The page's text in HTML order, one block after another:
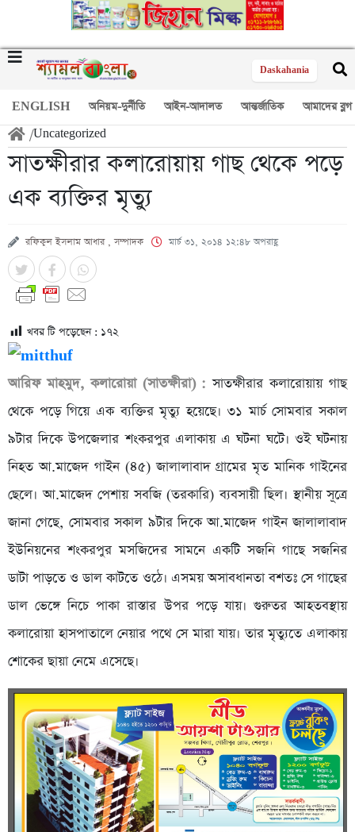
Daskahania
ENGLISH অনিয়ম-দুর্নীতি আইন-আদালত আন্তর্জাতিক আমাদের ব্লগ
/Uncategorized
সাতক্ষীরার কলারোয়ায় গাছ থেকে পড়ে
এক ব্যক্তির মৃত্যু
রফিকুল ইসলাম আধার , সম্পাদক মার্চ ৩১, ২০১৪ ১২:৪৮ অপরাহ্ণ
খবর টি পড়েছেন : ১৭২
আরিফ মাহমুদ, কলারোয়া (সাতক্ষীরা) : সাতক্ষীরার কলারোয়ায় গাছ
থেকে পড়ে গিয়ে এক ব্যক্তির মৃত্যু হয়েছে। ৩১ মার্চ সোমবার সকাল
৯টার দিকে উপজেলার শংকরপুর এলাকায় এ ঘটনা ঘটে। ওই ঘটনায়
নিহত আ.মাজেদ গাইন (৪৫) জালালাবাদ গ্রামের মৃত মানিক গাইনের
ছেলে। আ.মাজেদ পেশায় সবজি (তরকারি) ব্যবসায়ী ছিল। স্থানীয় সূত্রে
জানা গেছে, সোমবার সকাল ৯টার দিকে আ.মাজেদ গাইন জালালাবাদ
ইউনিয়নের শংকরপুর মসজিদের সামনে একটি সজনি গাছে সজনির
ডাটা পাড়তে ও ডাল কাটতে ওঠে। এসময় অসাবধানতা বশতঃ সে গাছের
ডাল ভেঙ্গে নিচে পাকা রাস্তার উপর পড়ে যায়। গুরুতর আহতবস্থায়
কলারোয়া হাসপাতালে নেয়ার পথে সে মারা যায়। তার মৃত্যুতে এলাকায়
শোকের ছায়া নেমে এসেছে।